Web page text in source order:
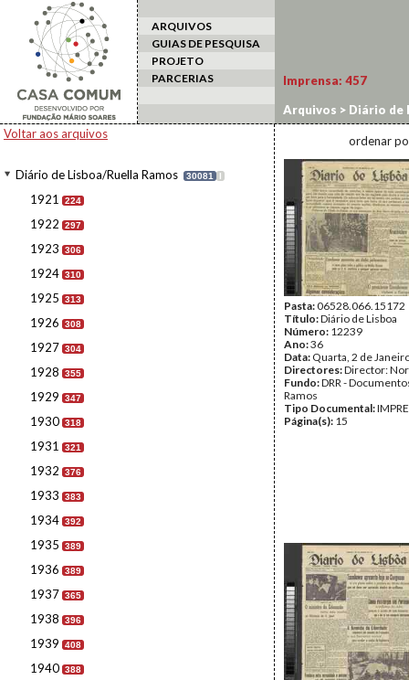
ARQUIVOS
GUIAS DE PESQUISA
PROJETO
PARCERIAS
Voltar aos arquivos
Diário de Lisboa/Ruella Ramos 30081 I
1921 224
1922 297
1923 306
1924 310
1925 313
1926 308
1927 304
1928 355
1929 347
1930 318
1931 321
1932 376
1933 383
1934 392
1935 389
1936 389
1937 365
1938 396
1939 408
1940 388
Imprensa: 457
Arquivos > Diário de
ordenar
Pasta:06528.066.15172
Título:Diário de Lisboa
Número: 12239
Ano:36
Data: Quarta, 2 de
Directores:Director:
Fundo:DRR -
Ramos
Tipo Documental:
Página(s): 15